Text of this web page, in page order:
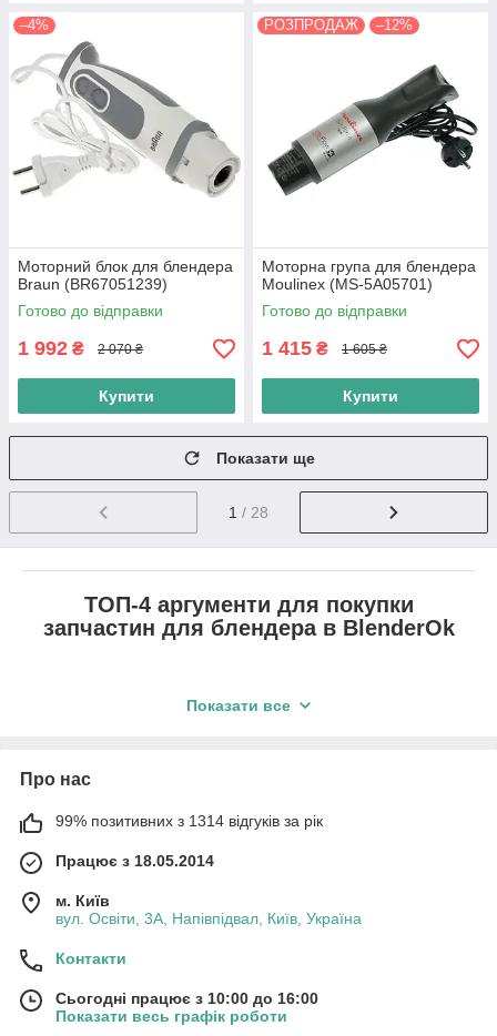
–4%
Моторний блок для блендера
Braun (BR67051239)
Готово до відправки
1 992 ₴ 2 070 ₴
Купити
РОЗПРОДАЖ –12%
Моторна група для блендера
Moulinex (MS-5A05701)
Готово до відправки
1 415 ₴ 1 605 ₴
Купити
Показати ще
1 / 28
ТОП-4 аргументи для покупки
запчастин для блендера в BlenderOk
2.
Запчастини мають різні
Показати все
Про нас
99% позитивних з 1314 відгуків за рік
Працює з 18.05.2014
м. Київ
вул. Освіти, 3А, Напівпідвал, Київ, Україна
Контакти
Сьогодні працює з 10:00 до 16:00
Показати весь графік роботи